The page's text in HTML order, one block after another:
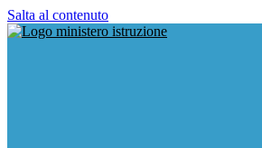
Salta al contenuto